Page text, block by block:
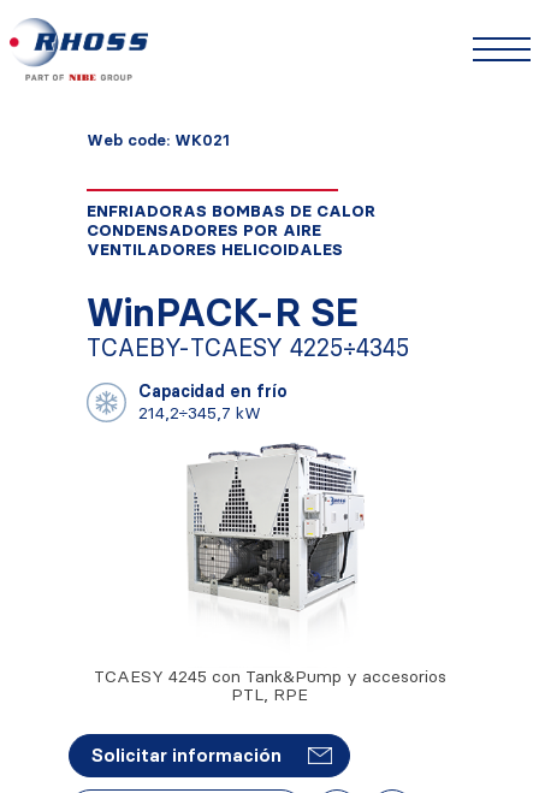
Web code: WK021
ENFRIADORAS BOMBAS DE CALOR
CONDENSADORES POR AIRE
VENTILADORES HELICOIDALES
WinPACK-R SE
TCAEBY-TCAESY 4225÷4345
Capacidad en frío
214,2÷345,7 kW
TCAESY 4245 con Tank&Pump y accesorios
PTL, RPE
Solicitar información